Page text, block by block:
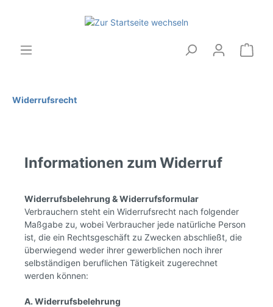
Widerrufsrecht
Informationen zum Widerruf
Widerrufsbelehrung & Widerrufsformular
Verbrauchern steht ein Widerrufsrecht nach folgender
Maßgabe zu, wobei Verbraucher jede natürliche Person
ist, die ein Rechtsgeschäft zu Zwecken abschließt, die
überwiegend weder ihrer gewerblichen noch ihrer
selbständigen beruflichen Tätigkeit zugerechnet
werden können:
A. Widerrufsbelehrung